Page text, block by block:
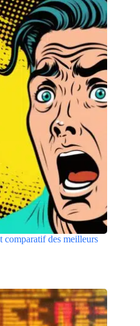
comparatif des meilleurs